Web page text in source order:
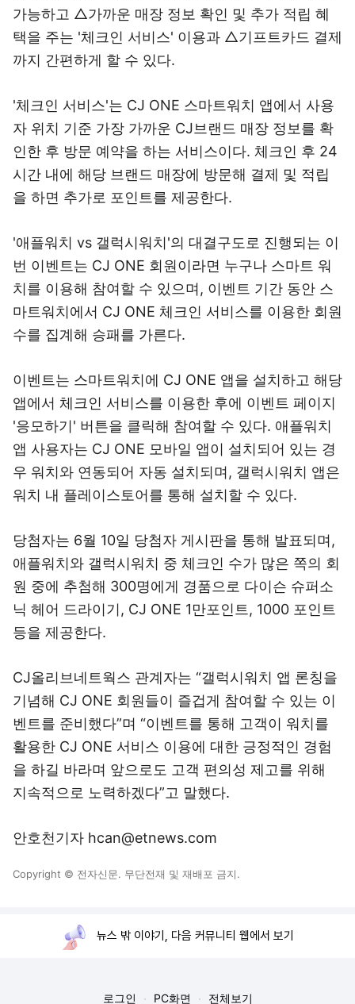
가능하고 △가까운 매장 정보 확인 및 추가 적립 혜
택을 주는 '체크인 서비스' 이용과 △기프트카드 결제
까지 간편하게 할 수 있다.
'체크인 서비스'는 CJ ONE 스마트워치 앱에서 사용
자 위치 기준 가장 가까운 CJ브랜드 매장 정보를 확
인한 후 방문 예약을 하는 서비스이다. 체크인 후 24
시간 내에 해당 브랜드 매장에 방문해 결제 및 적립
을 하면 추가로 포인트를 제공한다.
'애플워치 vs 갤럭시워치'의 대결구도로 진행되는 이
번 이벤트는 CJ ONE 회원이라면 누구나 스마트 워
치를 이용해 참여할 수 있으며, 이벤트 기간 동안 스
마트워치에서 CJ ONE 체크인 서비스를 이용한 회원
수를 집계해 승패를 가른다.
이벤트는 스마트워치에 CJ ONE 앱을 설치하고 해당
앱에서 체크인 서비스를 이용한 후에 이벤트 페이지
'응모하기' 버튼을 클릭해 참여할 수 있다. 애플워치
앱 사용자는 CJ ONE 모바일 앱이 설치되어 있는 경
우 워치와 연동되어 자동 설치되며, 갤럭시워치 앱은
워치 내 플레이스토어를 통해 설치할 수 있다.
당첨자는 6월 10일 당첨자 게시판을 통해 발표되며,
애플워치와 갤럭시워치 중 체크인 수가 많은 쪽의 회
원 중에 추첨해 300명에게 경품으로 다이슨 슈퍼소
닉 헤어 드라이기, CJ ONE 1만포인트, 1000 포인트
등을 제공한다.
CJ올리브네트웍스 관계자는 “갤럭시워치 앱 론칭을
기념해 CJ ONE 회원들이 즐겁게 참여할 수 있는 이
벤트를 준비했다”며 “이벤트를 통해 고객이 워치를
활용한 CJ ONE 서비스 이용에 대한 긍정적인 경험
을 하길 바라며 앞으로도 고객 편의성 제고를 위해
지속적으로 노력하겠다”고 말했다.
안호천기자 hcan@etnews.com
Copyright © 전자신문. 무단전재 및 재배포 금지.
뉴스 밖 이야기, 다음 커뮤니티 웹에서 보기
로그인 PC화면 전체보기